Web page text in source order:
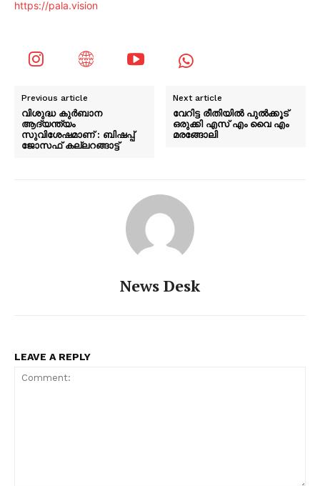
https://pala.vision
Previous article
വിശുദ്ധ കുര്‍ബാന
ആദ്യന്ത്യം
സുവിശേഷമാണ് : ബിഷപ്പ്
ജോസഫ് കല്ലറങ്ങാട്ട്
Next article
വേറിട്ട രീതിയിൽ പുൽക്കൂട്
ഒരുക്കി എസ് എം വൈ എം
മരങ്ങോലി
News Desk
LEAVE A REPLY